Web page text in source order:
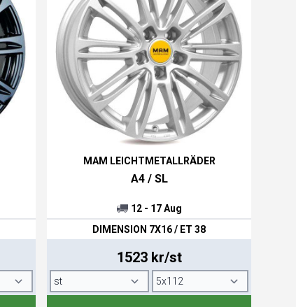
MAM LEICHTMETALLRÄDER
A4 / SL
12 - 17 Aug
DIMENSION 7X16 / ET 38
1523 kr/st